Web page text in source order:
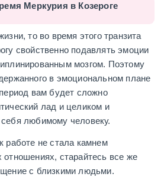
Меркурия в Козероге
то во время этого транзита
свойственно подавлять эмоции
мозгом. Поэтому
в эмоциональном плане
вам будет сложно
лад и целиком и
любимому человеку.
работе не стала камнем
отношениях, старайтесь все же
с близкими людьми.